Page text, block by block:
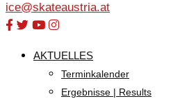
ice@skateaustria.at
AKTUELLES
Terminkalender
Ergebnisse | Results